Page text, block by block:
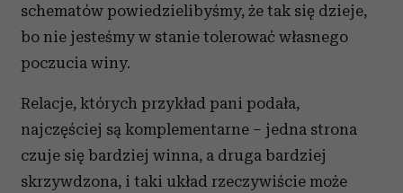
schematów powiedzielibyśmy, że tak się dzieje,
bo nie jesteśmy w stanie tolerować własnego
poczucia winy.
Relacje, których przykład pani podała,
najczęściej są komplementarne – jedna strona
czuje się bardziej winna, a druga bardziej
skrzywdzona, i taki układ rzeczywiście może